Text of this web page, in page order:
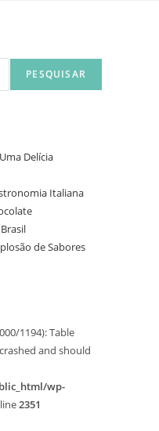
PESQUISAR
Delícia
Italiana
de Sabores
1194): Table
and should
wp-
2351